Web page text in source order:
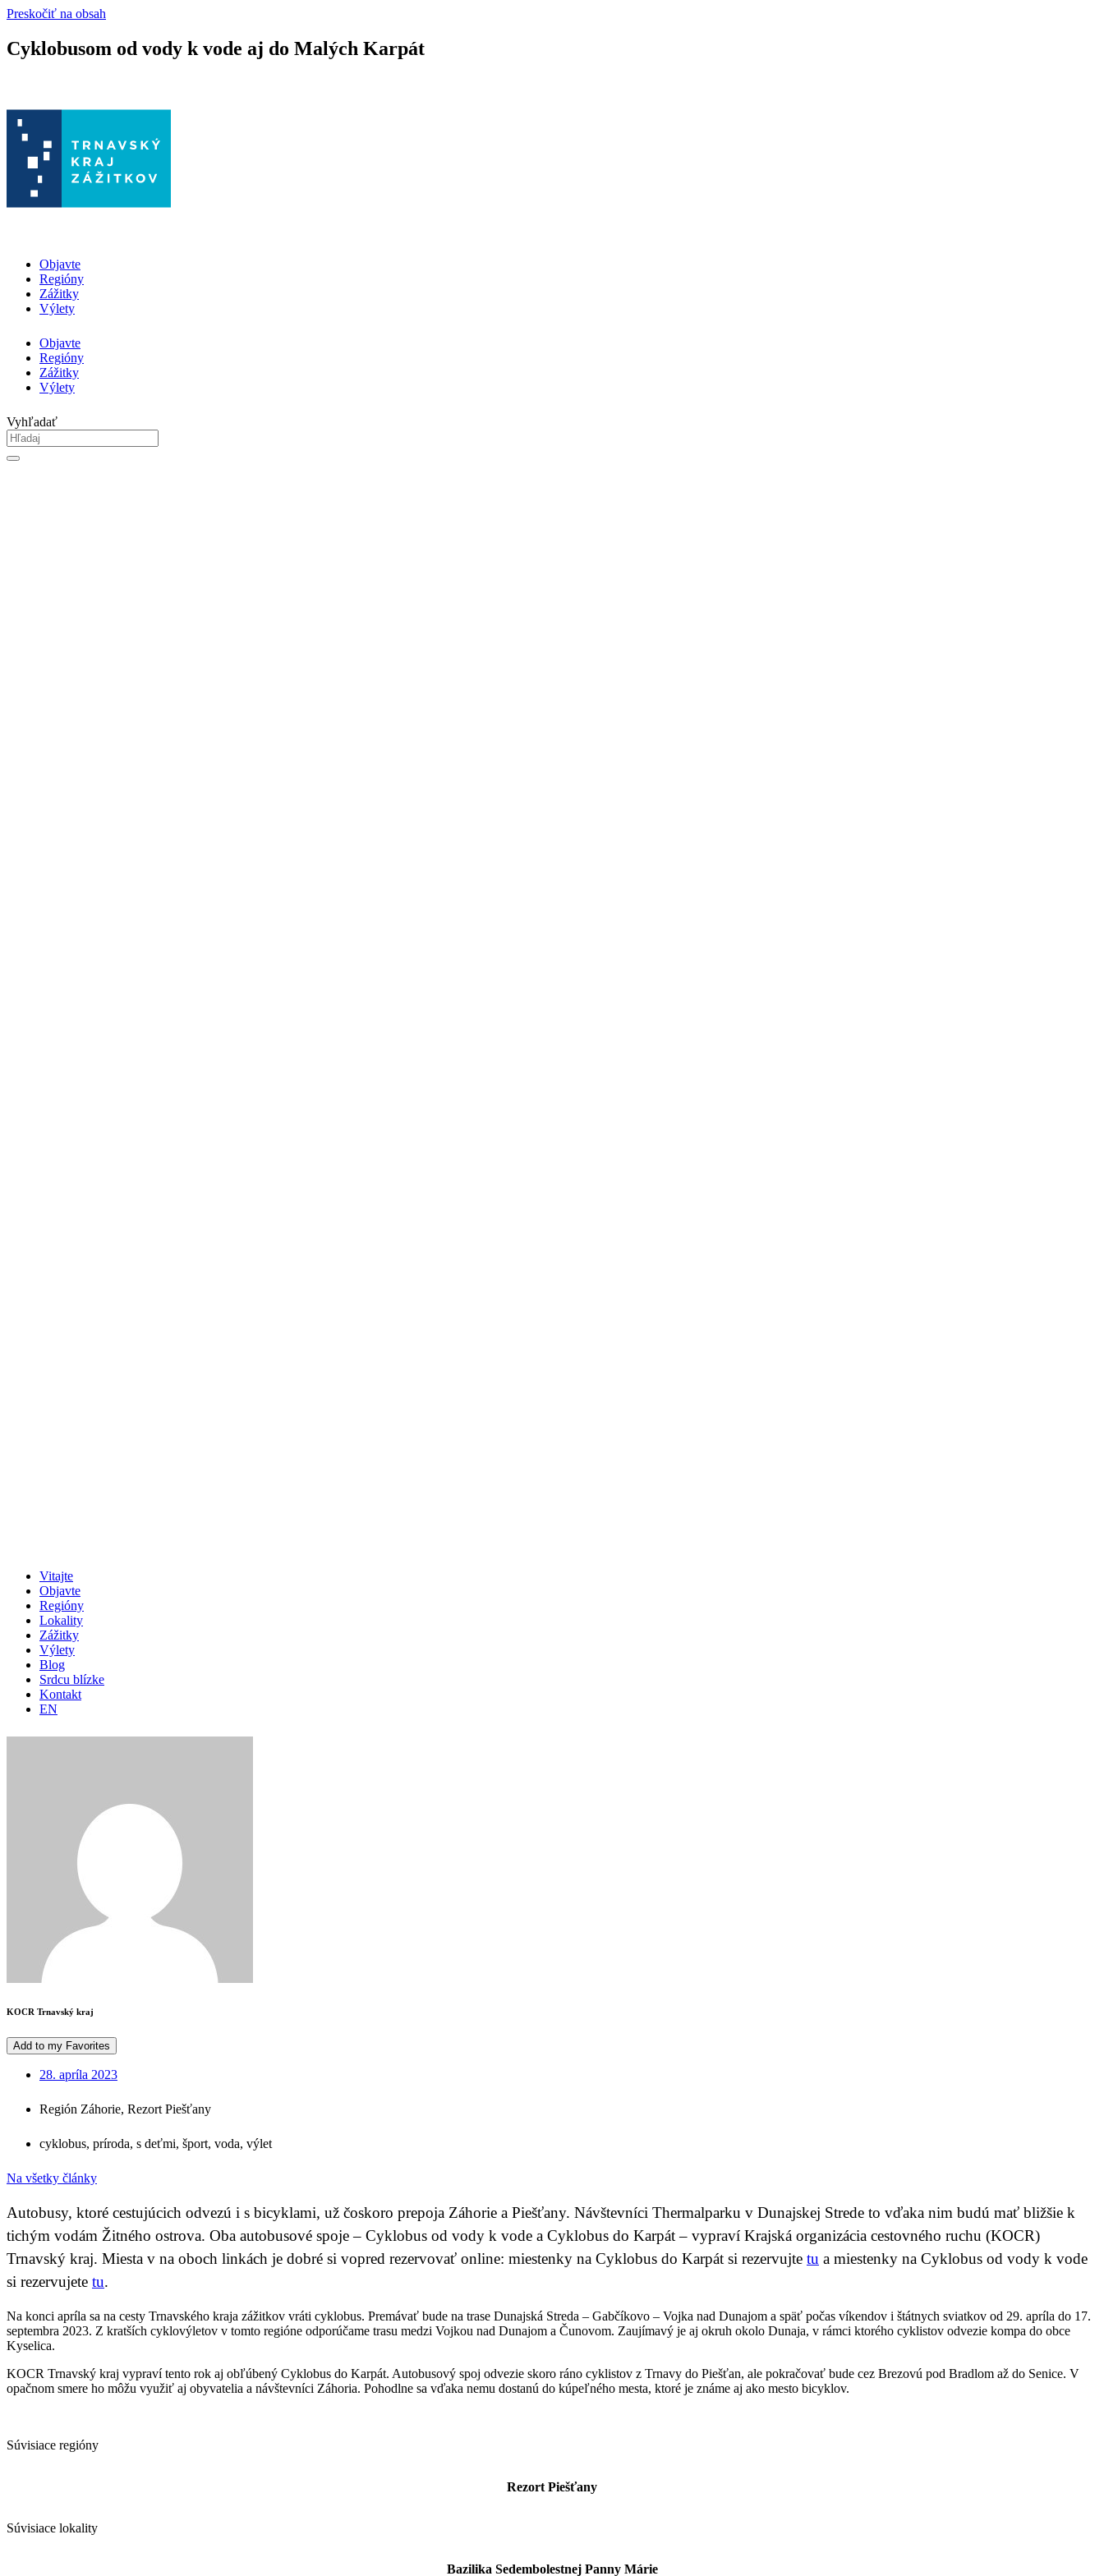
Preskočiť na obsah
Cyklobusom od vody k vode aj do Malých Karpát
Objavte
Regióny
Zážitky
Výlety
Objavte
Regióny
Zážitky
Výlety
Vyhľadať
Vitajte
Objavte
Regióny
Lokality
Zážitky
Výlety
Blog
Srdcu blízke
Kontakt
EN
KOCR Trnavský kraj
Add to my Favorites
28. apríla 2023
Región Záhorie, Rezort Piešťany
cyklobus, príroda, s deťmi, šport, voda, výlet
Na všetky články
Autobusy, ktoré cestujúcich odvezú i s bicyklami, už čoskoro prepoja Záhorie a Piešťany. Návštevníci Thermalparku v Dunajskej Strede to vďaka nim budú mať bližšie k
tichým vodám Žitného ostrova. Oba autobusové spoje – Cyklobus od vody k vode a Cyklobus do Karpát – vypraví Krajská organizácia cestovného ruchu (KOCR)
Trnavský kraj. Miesta v na oboch linkách je dobré si vopred rezervovať online: miestenky na Cyklobus do Karpát si rezervujte tu a miestenky na Cyklobus od vody k vode
si rezervujete tu.
Na konci apríla sa na cesty Trnavského kraja zážitkov vráti cyklobus. Premávať bude na trase Dunajská Streda – Gabčíkovo – Vojka nad Dunajom a späť počas víkendov i štátnych sviatkov od 29. apríla do 17.
septembra 2023. Z kratších cyklovýletov v tomto regióne odporúčame trasu medzi Vojkou nad Dunajom a Čunovom. Zaujímavý je aj okruh okolo Dunaja, v rámci ktorého cyklistov odvezie kompa do obce
Kyselica.
KOCR Trnavský kraj vypraví tento rok aj obľúbený Cyklobus do Karpát. Autobusový spoj odvezie skoro ráno cyklistov z Trnavy do Piešťan, ale pokračovať bude cez Brezovú pod Bradlom až do Senice. V
opačnom smere ho môžu využiť aj obyvatelia a návštevníci Záhoria. Pohodlne sa vďaka nemu dostanú do kúpeľného mesta, ktoré je známe aj ako mesto bicyklov.
Súvisiace regióny
Rezort Piešťany
Súvisiace lokality
Bazilika Sedembolestnej Panny Márie